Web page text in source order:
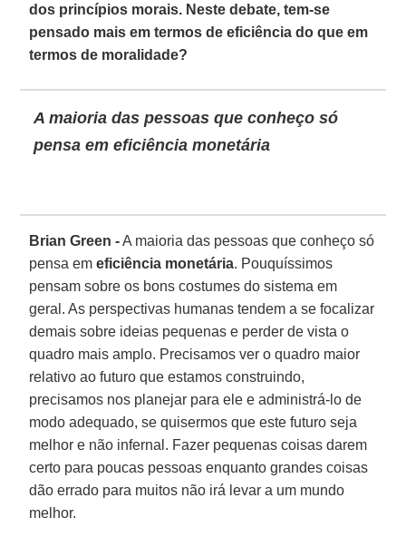
dos princípios morais. Neste debate, tem-se
pensado mais em termos de eficiência do que em
termos de moralidade?
A maioria das pessoas que conheço só
pensa em eficiência monetária
Brian Green -A maioria das pessoas que conheço só
pensa emeficiência monetária. Pouquíssimos
pensam sobre os bons costumes do sistema em
geral. As perspectivas humanas tendem a se focalizar
demais sobre ideias pequenas e perder de vista o
quadro mais amplo. Precisamos ver o quadro maior
relativo ao futuro que estamos construindo,
precisamos nos planejar para ele e administrá-lo de
modo adequado, se quisermos que este futuro seja
melhor e não infernal. Fazer pequenas coisas darem
certo para poucas pessoas enquanto grandes coisas
dão errado para muitos não irá levar a um mundo
melhor.